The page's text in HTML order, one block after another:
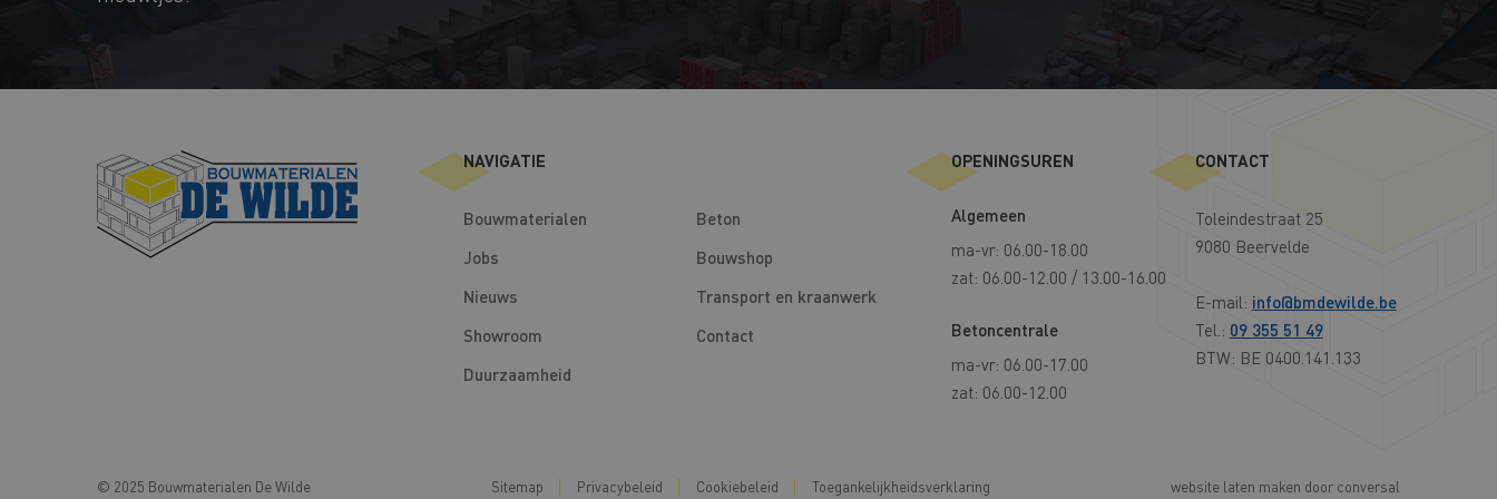
c
NAVIGATIE
Bouwmaterialen
Beton
Jobs
Bouwshop
Nieuws
Transport en kraanwerk
Showroom
Contact
Duurzaamheid
OPENINGSUREN
Algemeen
ma-vr: 06.00-18.00
zat: 06.00-12.00 / 13.00-16.00
Betoncentrale
ma-vr: 06.00-17.00
zat: 06.00-12.00
CONTACT
Toleindestraat 25
9080 Beervelde
E-mail: info@bmdewilde.be
Tel.: 09 355 51 49
BTW: BE 0400.141.133
© 2025 Bouwmaterialen De Wilde Sitemap Privacybeleid Cookiebeleid Toegankelijkheidsverklaring website laten maken door conversal